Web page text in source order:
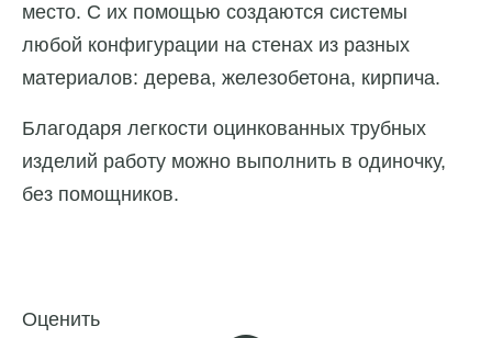
место. С их помощью создаются системы
любой конфигурации на стенах из разных
материалов: дерева, железобетона, кирпича.
Благодаря легкости оцинкованных трубных
изделий работу можно выполнить в одиночку,
без помощников.
Оценить